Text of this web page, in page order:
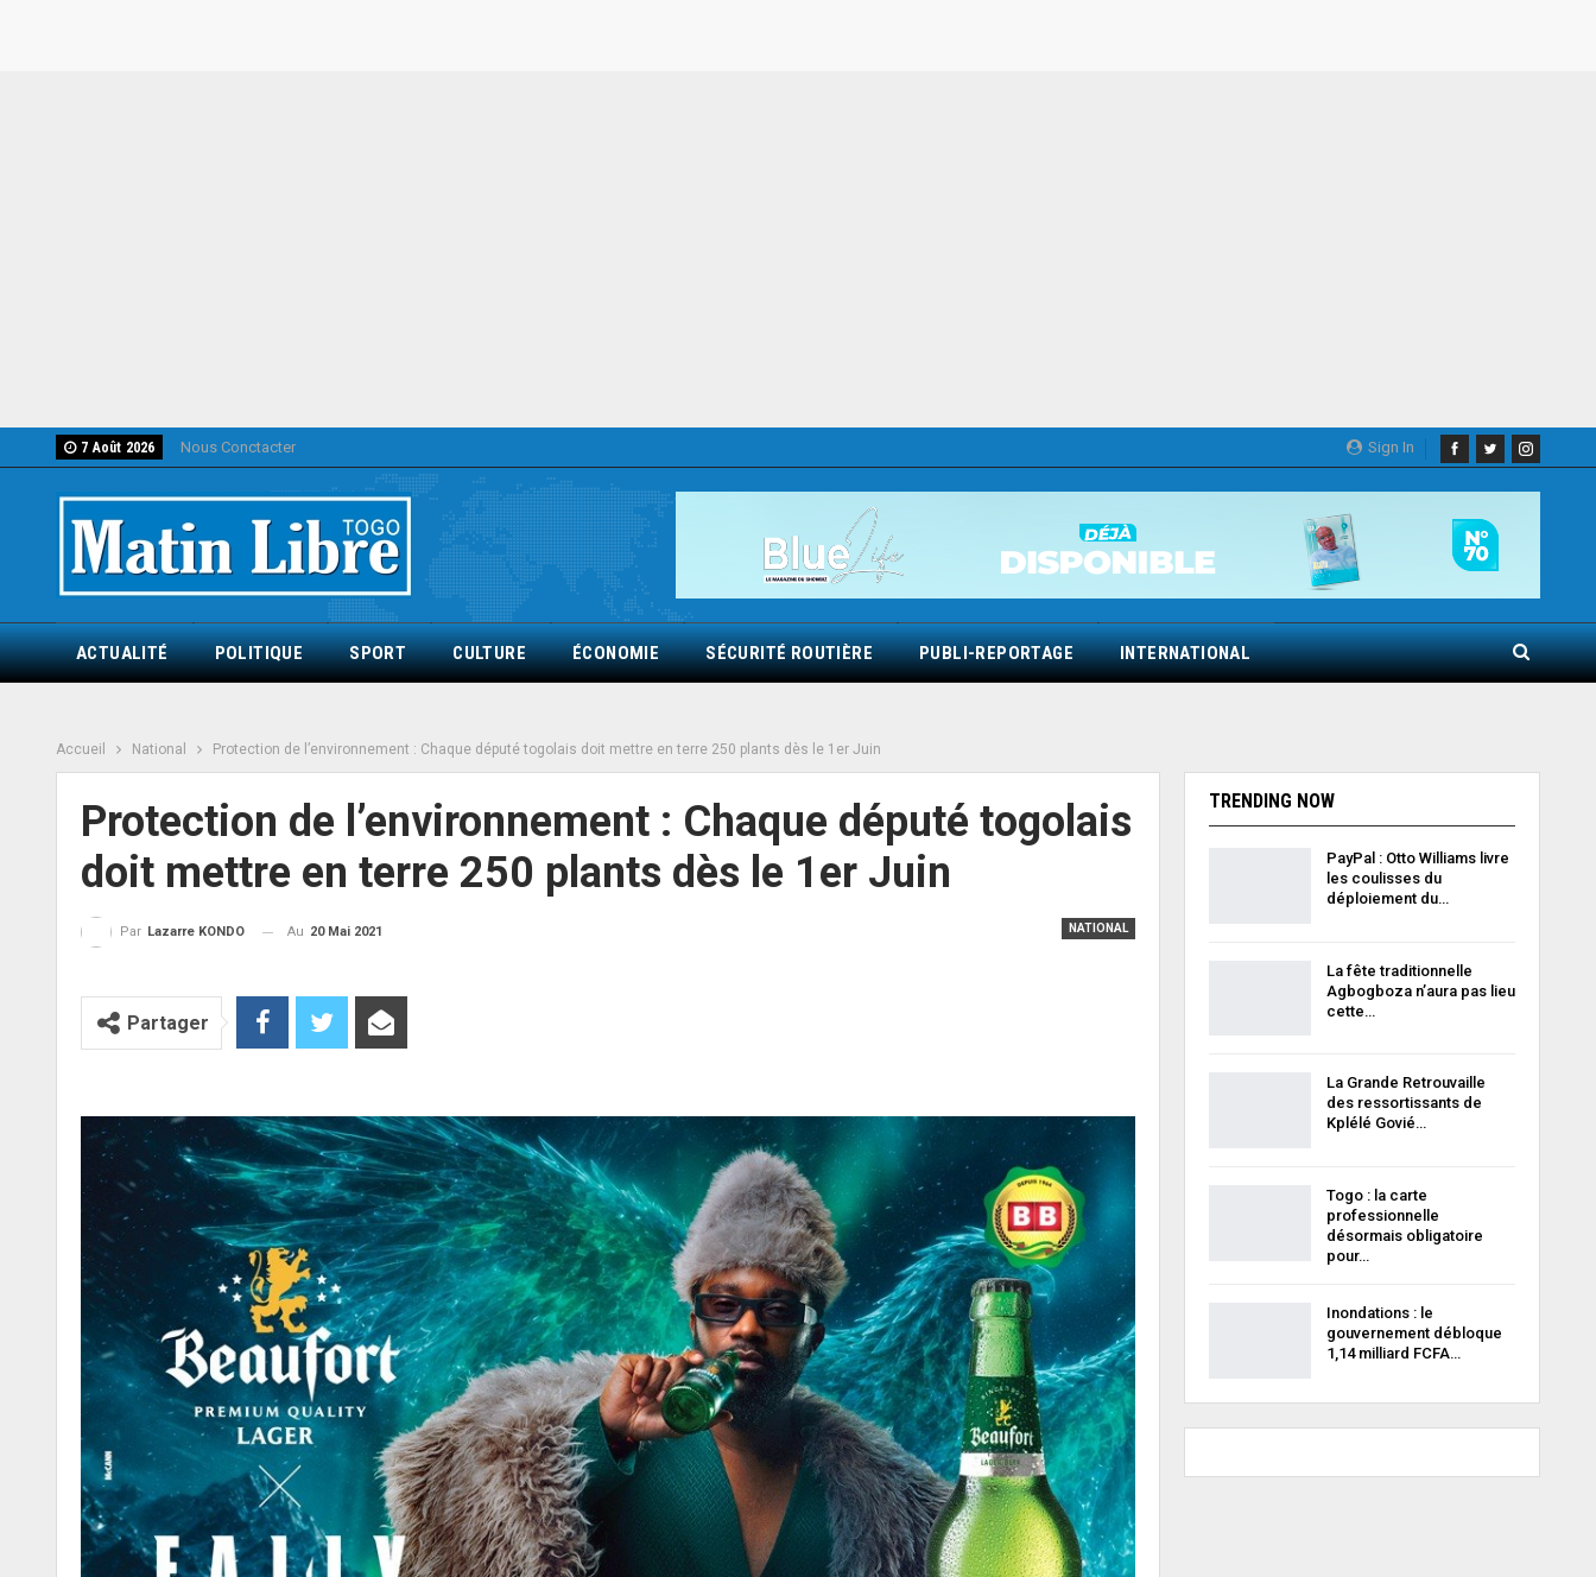
Sign In
7 Août 2026 Nous Conctacter
ACTUALITÉ POLITIQUE SPORT CULTURE ÉCONOMIE SÉCURITÉ ROUTIÈRE PUBLI-REPORTAGE INTERNATIONAL
Accueil National Protection de l’environnement : Chaque député togolais doit mettre en terre 250 plants dès le 1er Juin
Protection de l’environnement : Chaque député togolais
doit mettre en terre 250 plants dès le 1er Juin
NATIONAL
Par Lazarre KONDO Au 20 Mai 2021
Partager
TRENDING NOW
PayPal : Otto Williams livre
les coulisses du
déploiement du…
La fête traditionnelle
Agbogboza n’aura pas lieu
cette…
La Grande Retrouvaille
des ressortissants de
Kplélé Govié…
Togo : la carte
professionnelle
désormais obligatoire
pour…
Inondations : le
gouvernement débloque
1,14 milliard FCFA…